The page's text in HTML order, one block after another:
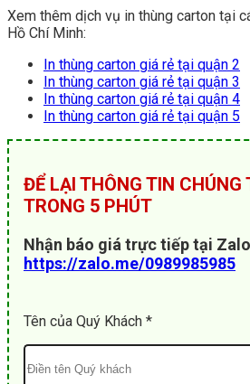
Xem thêm dịch vụ in thùng carton tại
Hồ Chí Minh:
In thùng carton giá rẻ tại quận 2
In thùng carton giá rẻ tại quận 3
In thùng carton giá rẻ tại quận 4
In thùng carton giá rẻ tại quận 5
ĐỂ LẠI THÔNG TIN CHÚNG
TRONG 5 PHÚT
Nhận báo giá trực tiếp tại Zalo
https://zalo.me/0989985985
Tên của Quý Khách *